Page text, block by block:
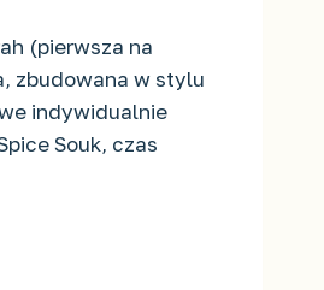
(pierwsza na
zbudowana w stylu
indywidualnie
Souk, czas